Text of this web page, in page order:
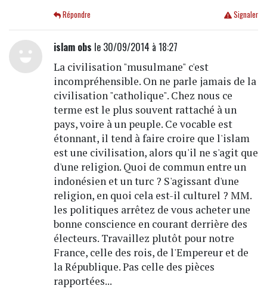
Signaler
Répondre
islam obs le 30/09/2014 à 18:27
La civilisation "musulmane" c'est
incompréhensible. On ne parle jamais de la
civilisation "catholique". Chez nous ce
terme est le plus souvent rattaché à un
pays, voire à un peuple. Ce vocable est
étonnant, il tend à faire croire que l'islam
est une civilisation, alors qu'il ne s'agit que
d'une religion. Quoi de commun entre un
indonésien et un turc ? S'agissant d'une
religion, en quoi cela est-il culturel ? MM.
les politiques arrêtez de vous acheter une
bonne conscience en courant derrière des
électeurs. Travaillez plutôt pour notre
France, celle des rois, de l'Empereur et de
la République. Pas celle des pièces
rapportées...